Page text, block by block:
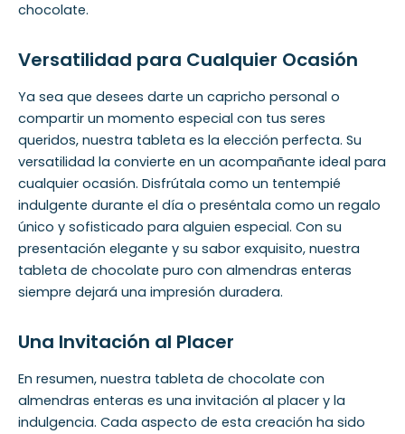
chocolate.
Versatilidad para Cualquier Ocasión
Ya sea que desees darte un capricho personal o
compartir un momento especial con tus seres
queridos, nuestra tableta es la elección perfecta. Su
versatilidad la convierte en un acompañante ideal para
cualquier ocasión. Disfrútala como un tentempié
indulgente durante el día o preséntala como un regalo
único y sofisticado para alguien especial. Con su
presentación elegante y su sabor exquisito, nuestra
tableta de chocolate puro con almendras enteras
siempre dejará una impresión duradera.
Una Invitación al Placer
En resumen, nuestra tableta de chocolate con
almendras enteras es una invitación al placer y la
indulgencia. Cada aspecto de esta creación ha sido